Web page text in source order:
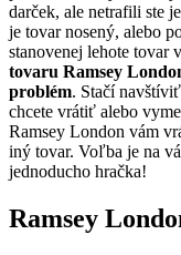
darček, ale netrafili ste
je tovar nosený, alebo
stanovenej lehote
tovaru Ramsey
problém. Stačí
chcete vrátiť alebo
Ramsey London vám
iný tovar. Voľba je na
jednoducho hračka!
Ramsey